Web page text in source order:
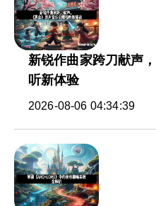
新锐作曲家跨刀献声
听新体验
2026-08-06 04:34:39